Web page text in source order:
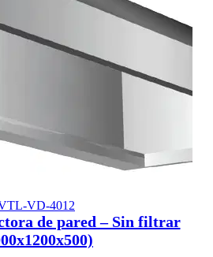
VD-4012
de pared – Sin filtrar